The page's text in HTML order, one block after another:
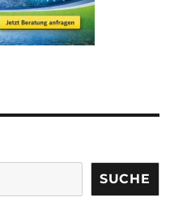
SUCHE